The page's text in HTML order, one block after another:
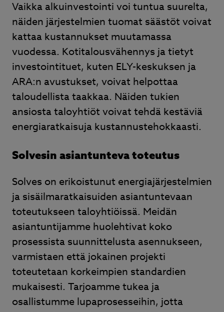
Vaikka alkuinvestointi voi tuntua suurelta,
näiden järjestelmien tuomat säästöt voivat
kattaa kustannukset muutamassa
vuodessa. Kotitalousvähennys ja tietyt
investointituet, kuten ELY-keskuksen ja
ARA:n avustukset, voivat helpottaa
taloudellista taakkaa. Näiden tukien
ansiosta taloyhtiöt voivat tehdä kestäviä
energiaratkaisuja kustannustehokkaasti.
Solvesin asiantunteva toteutus
Solves on erikoistunut energiajärjestelmien
ja sisäilmaratkaisuiden asiantuntevaan
toteutukseen taloyhtiöissä. Meidän
asiantuntijamme huolehtivat koko
prosessista suunnittelusta asennukseen,
varmistaen että jokainen projekti
toteutetaan korkeimpien standardien
mukaisesti. Tarjoamme tukea ja
osallistumme lupaprosesseihin, jotta